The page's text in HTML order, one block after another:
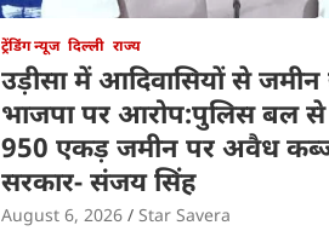
ट्रेंडिंग न्यूज दिल्ली राज्य
उड़ीसा में आदिवासियों से
भाजपा पर आरोप:पुलिस बल से
950 एकड़ जमीन पर अवैध
सरकार- संजय सिंह
August 6, 2026 Star Savera